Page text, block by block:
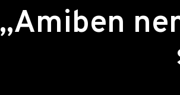
„Amiben